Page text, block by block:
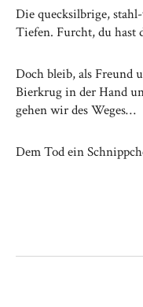
Die quecksilbrige,
Tiefen. Furcht, du hast
Doch bleib, als Freund
Bierkrug in der Hand
gehen wir des Weges…
Dem Tod ein